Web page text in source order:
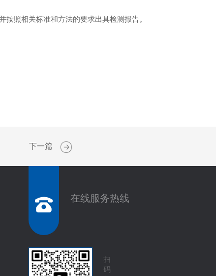
照相关标准和方法的要求出具检测报告。
下一篇
在线服务热线
扫
码